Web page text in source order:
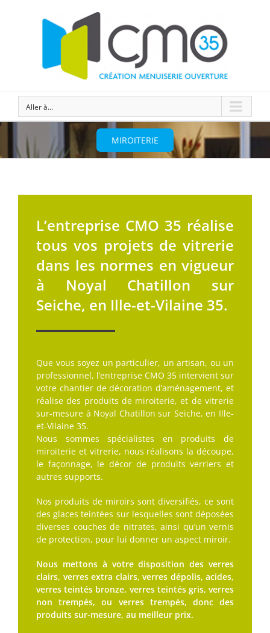
Aller à...
MIROITERIE
L’entreprise CMO 35 réalise
tous vos projets de vitrerie
dans les normes en vigueur
à Noyal Chatillon sur
Seiche, en Ille-et-Vilaine 35.
Que vous soyez un particulier, un artisan, ou un
professionnel, l’entreprise CMO 35 intervient sur
votre chantier de décoration d’aménagement, et
réalise des produits de miroiterie, et de vitrerie
sur-mesure à Noyal Chatillon sur Seiche, en Ille-
et-Vilaine 35.
Nous sommes spécialistes en produits de
miroiterie et vitrerie, nous réalisons la découpe,
le façonnage, le décor de produits verriers et
autres supports.
Nos produits de miroirs sont diversifiés, ce sont
des glaces teintées sur lesquelles sont déposées
diverses couches de nitrates, ainsi qu’un vernis
de protection, pour lui donner un aspect miroir.
Nous mettons à votre disposition des verres
clairs, verres extra clairs, verres dépolis, acides,
verres teintés bronze, verres teintés gris, verres
non trempés, ou verres trempés, donc des
produits sur-mesure, au meilleur prix.